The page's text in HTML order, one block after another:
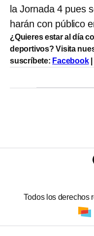
la Jornada 4 pues
harán con público
¿Quieres estar al día
deportivos? Visita
suscríbete: Facebook|
Todos los derechos